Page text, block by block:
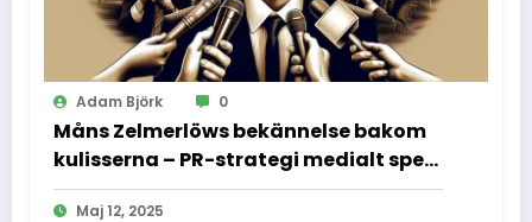
Adam Björk 0
Måns Zelmerlöws bekännelse bakom
kulisserna – PR-strategi medialt spel
och vad vi inte fick se
Maj 12, 2025